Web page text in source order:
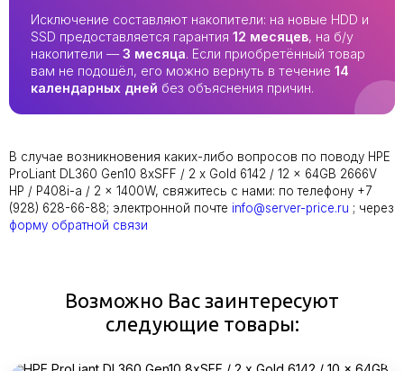
Исключение составляют накопители: на новые HDD и
SSD предоставляется гарантия 12 месяцев, на б/у
накопители —3 месяца. Если приобретённый товар
вам не подошёл, его можно вернуть в течение 14
календарных дней без объяснения причин.
В случае возникновения каких-либо вопросов по поводу HPE
ProLiant DL360 Gen10 8xSFF / 2 x Gold 6142 / 12 x 64GB 2666V
HP / P408i-a / 2 x 1400W, свяжитесь с нами: по телефону +7
(928) 628-66-88; электронной почте info@server-price.ru ; через
форму обратной связи
Возможно Вас заинтересуют
следующие товары: